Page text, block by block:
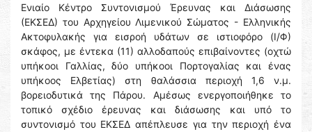
Ενιαίο Κέντρο Συντονισμού Έρευνας και Διάσωσης
(ΕΚΣΕΔ) του Αρχηγείου Λιμενικού Σώματος - Ελληνικής
Ακτοφυλακής για εισροή υδάτων σε ιστιοφόρο (Ι/Φ)
σκάφος, με έντεκα (11) αλλοδαπούς επιβαίνοντες (οχτώ
υπήκοοι Γαλλίας, δύο υπήκοοι Πορτογαλίας και ένας
υπήκοος Ελβετίας) στη θαλάσσια περιοχή 1,6 ν.μ.
βορειοδυτικά της Πάρου. Αμέσως ενεργοποιήθηκε το
τοπικό σχέδιο έρευνας και διάσωσης και υπό το
συντονισμό του ΕΚΣΕΔ απέπλευσε για την περιοχή ένα